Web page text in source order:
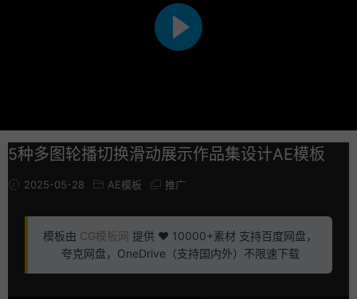
5种多图轮播切换滑动展示作品集设计AE模板
2025-05-28 AE模板 推广
模板由 CG模板网 提供 ❤️ 10000+素材 支持百度网盘，
夸克网盘，OneDrive（支持国内外）不限速下载